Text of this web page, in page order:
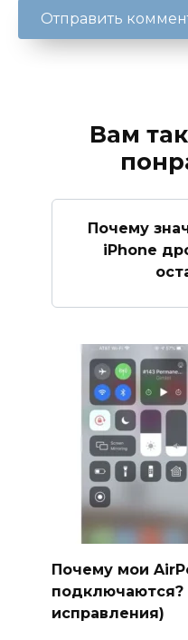
Вам
Почему
iPhone
Почему мои
подключаются?
исправления)